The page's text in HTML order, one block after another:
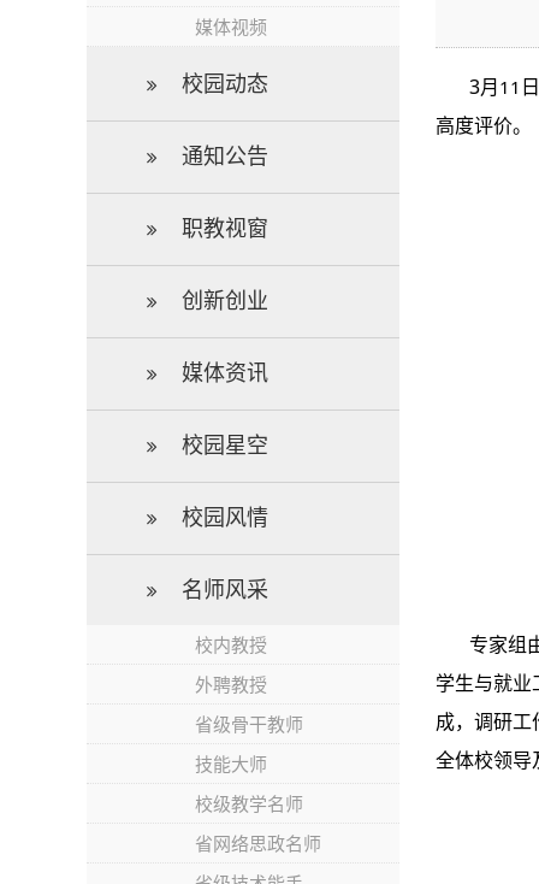
媒体视频
校园动态
通知公告
职教视窗
创新创业
媒体资讯
校园星空
校园风情
名师风采
校内教授
外聘教授
省级骨干教师
技能大师
校级教学名师
省网络思政名师
3月11
高度评价。
专家组
学生与就
成，调研
全体校领导